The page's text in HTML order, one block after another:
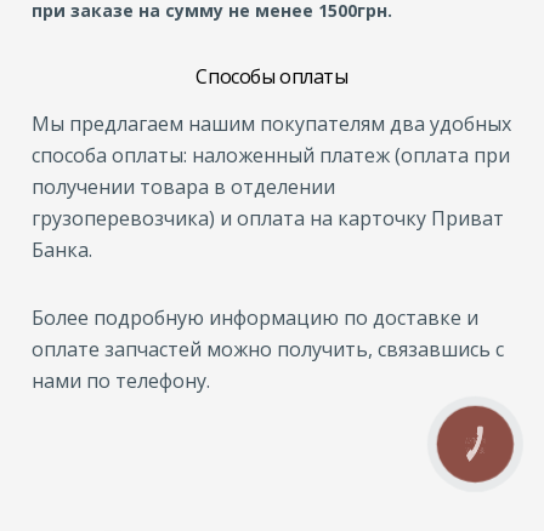
при заказе на сумму не менее 1500грн.
Способы оплаты
Мы предлагаем нашим покупателям два удобных
способа оплаты: наложенный платеж (оплата при
получении товара в отделении
грузоперевозчика) и оплата на карточку Приват
Банка.
Более подробную информацию по доставке и
оплате запчастей можно получить, связавшись с
нами по телефону.
КНОПКА
ЗВ'ЯЗКУ